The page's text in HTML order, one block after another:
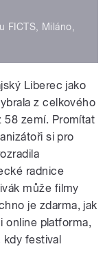
FICTS, Miláno,
Liberec jako
z celkového
58 zemí. Promítat
si pro
radnice
může filmy
je zdarma, jak
online platforma,
kdy festival